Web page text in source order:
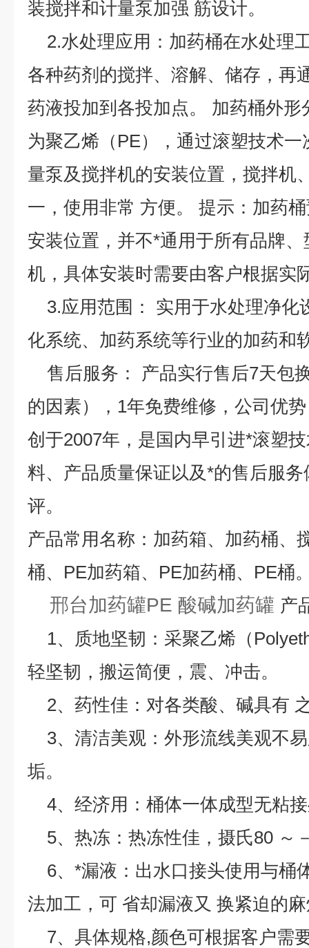
装搅拌和计量泵加强 筋设计。
2.水处理应用：加药桶在水处理
各种药剂的搅拌、溶解、储存，再
药液投加到各投加点。 加药桶外
为聚乙烯（PE），通过滚塑技术
量泵及搅拌机的安装位置，搅拌机
一，使用非常 方便。 提示：加药
安装位置，并不*通用于所有品牌
机，具体安装时需要由客户根据实
3.应用范围： 实用于水处理净化
化系统、加药系统等行业的加药和
售后服务： 产品实行售后7天包
的因素），1年免费维修， 公司优
创于2007年，是国内早引进*滚塑
料、产品质量保证以及*的售后服
评。
产品常用名称：加药箱、加药桶、
桶、PE加药箱、PE加药桶、PE桶
邢台加药罐PE 酸碱加药罐 产
1、质地坚韧：采聚乙烯（
轻坚韧，搬运简便，震、冲击。
2、药性佳：对各类酸、碱具有
3、清洁美观：外形流线美观不
垢。
4、经济用：桶体一体成型无粘
5、热冻：热冻性佳，摄氏80 ～
6、*漏液：出水口接头使用与桶
法加工，可 省却漏液又 换紧迫的
7、具体规格,颜色可根据客户需